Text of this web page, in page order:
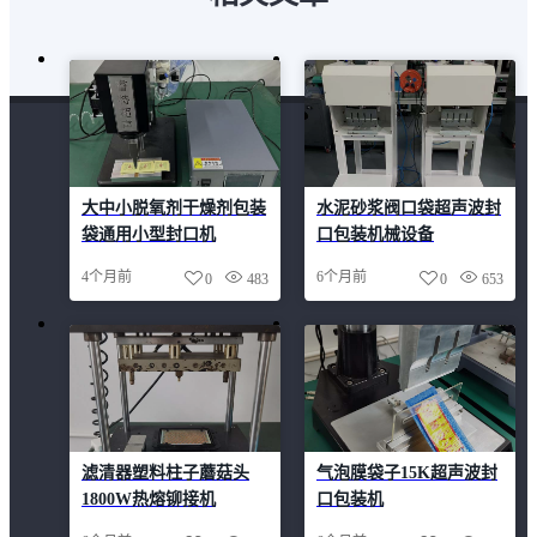
大中小脱氧剂干燥剂包装
袋通用小型封口机
4个月前 483
0
水泥砂浆阀口袋超声波封
口包装机械设备
6个月前 653
0
滤清器塑料柱子蘑菇头
1800W热熔铆接机
气泡膜袋子15K超声波封
口包装机